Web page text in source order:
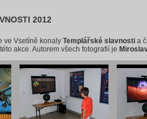
2012
ve Vsetíně konaly Templářské slavnosti a
akce. Autorem všech fotografií je